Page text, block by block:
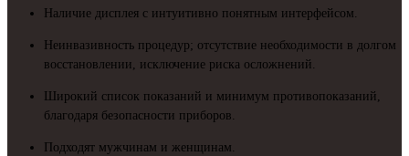
Наличие дисплея с интуитивно понятным интерфейсом.
Неинвазивность процедур; отсутствие необходимости в долгом
восстановлении, исключение риска осложнений.
Широкий список показаний и минимум противопоказаний,
благодаря безопасности приборов.
Подходят мужчинам и женщинам.